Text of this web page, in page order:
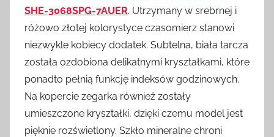
SHE-3068SPG-7AUER. Utrzymany w srebrnej i
różowo złotej kolorystyce czasomierz stanowi
niezwykle kobiecy dodatek. Subtelna, biała tarcza
została ozdobiona delikatnymi kryształkami, które
ponadto pełnią funkcję indeksów godzinowych.
Na kopercie zegarka również zostały
umieszczone kryształki, dzięki czemu model jest
pięknie rozświetlony. Szkło mineralne chroni